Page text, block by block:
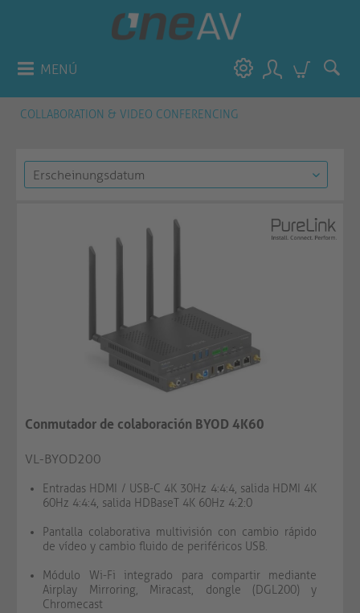
MENÚ
COLLABORATION & VIDEO CONFERENCING
Conmutador de colaboración BYOD 4K60
VL-BYOD200
Entradas HDMI / USB-C 4K 30Hz 4:4:4, salida HDMI 4K
60Hz 4:4:4, salida HDBaseT 4K 60Hz 4:2:0
Pantalla colaborativa multivisión con cambio rápido
de vídeo y cambio fluido de periféricos USB.
Módulo Wi-Fi integrado para compartir mediante
Airplay Mirroring, Miracast, dongle (DGL200) y
Chromecast